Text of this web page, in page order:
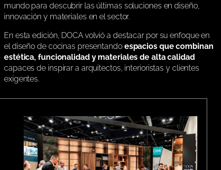
mundo para descubrir las últimas soluciones en diseño,
innovación y materiales en el sector.
En esta edición, DOCA volvió a destacar por su enfoque en
el diseño de cocinas presentando espacios que combinan
estética, funcionalidad y materiales de alta calidad
capaces de inspirar a arquitectos, interioristas y clientes
exigentes.